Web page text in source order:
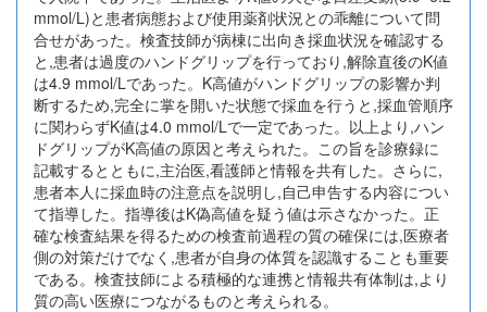
mmol/L)と患者病態および使用薬剤状況との乖離について問
合せがあった。検査技師が病棟に出向き採血状況を確認する
と,患者は過度のハンドグリップを行っており,解除直後のK値
は4.9 mmol/Lであった。K高値がハンドグリップの影響か判
断するため,完全に掌を開いた状態で採血を行うと,採血管順序
に関わらずK値は4.0 mmol/Lで一定であった。以上より,ハン
ドグリップがK高値の原因と考えられた。この旨を診療録に
記載するとともに,主治医,看護師と情報を共有した。さらに,
患者本人に採血時の注意点を説明し,自己申告する内容につい
て指導した。指導後はK偽高値を疑う値は示さなかった。正
確な検査結果を得るための検査前過程の質の確保には,医療者
側の対策だけでなく,患者が自身の体質を認識することも重要
である。検査技師による積極的な連携と情報共有体制は,より
質の高い医療につながるものと考えられる。